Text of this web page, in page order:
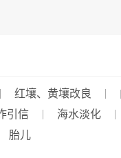
红壤、黄壤改良
引信 海水淡化
胎儿